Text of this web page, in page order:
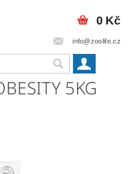
info@zoolife.cz
0 Kč
5KG